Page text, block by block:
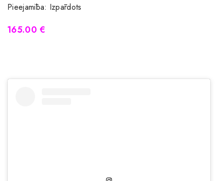
Pieejamība: Izpārdots
165.00 €